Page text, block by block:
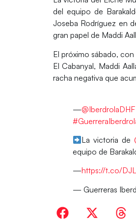
del equipo de
Joseba Rodríguez en
gran papel de Maddi
El próximo sábado,
El Cabanyal, Maddi
racha negativa que
—@IberdrolaDHF
La victoria de
equipo de
—https://t.co/
— Guerreras